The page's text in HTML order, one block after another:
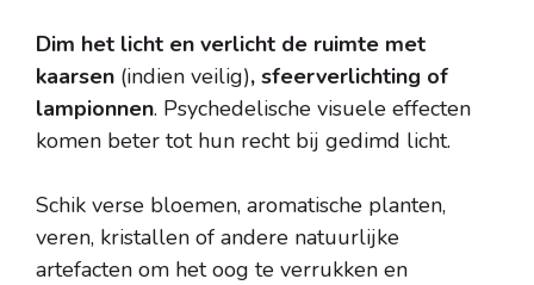
Dim het licht en verlicht de ruimte met
kaarsen (indien veilig), sfeerverlichting of
lampionnen. Psychedelische visuele effecten
komen beter tot hun recht bij gedimd licht.
Schik verse bloemen, aromatische planten,
veren, kristallen of andere natuurlijke
artefacten om het oog te verrukken en